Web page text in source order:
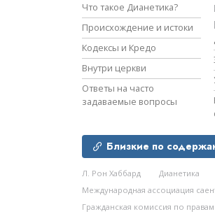
Что такое Дианетика?
Происхождение и истоки
Кодексы и Кредо
Внутри церкви
Ответы на часто
задаваемые вопросы
Близкие по
Л. Рон Хаббард Дианетика
Международная ассоциация
Гражданская комиссия по